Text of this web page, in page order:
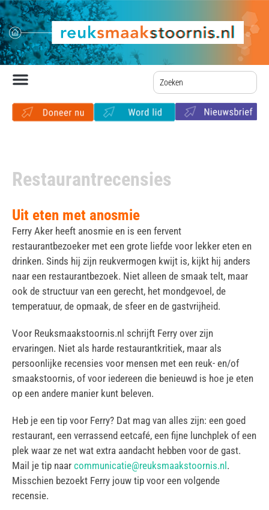
Restaurantrecensies
Uit eten met anosmie
Ferry Aker heeft anosmie en is een fervent
restaurantbezoeker met een grote liefde voor lekker eten en
drinken. Sinds hij zijn reukvermogen kwijt is, kijkt hij anders
naar een restaurantbezoek. Niet alleen de smaak telt, maar
ook de structuur van een gerecht, het mondgevoel, de
temperatuur, de opmaak, de sfeer en de gastvrijheid.
Voor Reuksmaakstoornis.nl schrijft Ferry over zijn
ervaringen. Niet als harde restaurantkritiek, maar als
persoonlijke recensies voor mensen met een reuk- en/of
smaakstoornis, of voor iedereen die benieuwd is hoe je eten
op een andere manier kunt beleven.
Heb je een tip voor Ferry? Dat mag van alles zijn: een goed
restaurant, een verrassend eetcafé, een fijne lunchplek of een
plek waar ze net wat extra aandacht hebben voor de gast.
Mail je tip naar communicatie@reuksmaakstoornis.nl .
Misschien bezoekt Ferry jouw tip voor een volgende
recensie.